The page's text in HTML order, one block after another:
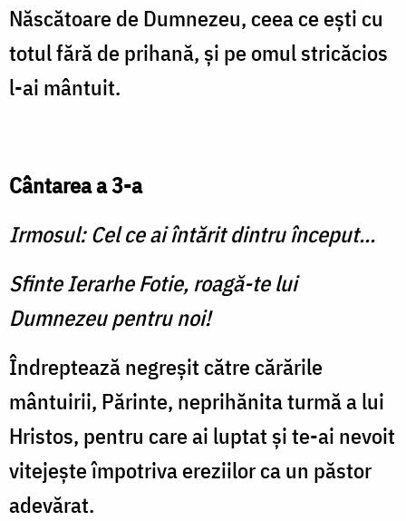
Născătoare de Dumnezeu, ceea ce ești cu
totul fără de prihană, și pe omul stricăcios
l-ai mântuit.
Cântarea a 3-a
Irmosul: Cel ce ai întărit dintru început...
Sfinte Ierarhe Fotie, roagă-te lui
Dumnezeu pentru noi!
Îndreptează negreșit către cărările
mântuirii, Părinte, neprihănita turmă a lui
Hristos, pentru care ai luptat și te-ai nevoit
vitejește împotriva ereziilor ca un păstor
adevărat.